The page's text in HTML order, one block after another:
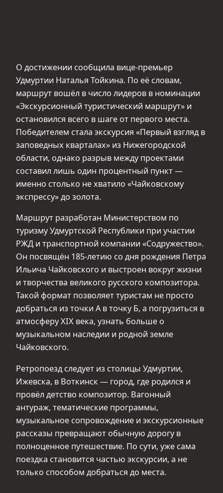
О достижении сообщила вице-премьер
Удмуртии Наталья Тойкина. По её словам,
маршрут вошёл в число лидеров в номинации
«Экскурсионный туристический маршрут» и
остановился всего в шаге от первого места.
Победителем стала экскурсия «Первый взгляд в
заповедных кварталах» из Нижегородской
области, однако разрыв между проектами
составил лишь один процентный пункт —
именно столько не хватило «Чайковскому
экспрессу» до золота.
Маршрут разработан Министерством по
туризму Удмуртской Республики при участии
РЖД и транспортной компании «Содружество».
Он посвящён 185-летию со дня рождения Петра
Ильича Чайковского и выстроен вокруг жизни
и творчества великого русского композитора.
Такой формат позволяет туристам не просто
добраться из точки А в точку Б, а погрузиться в
атмосферу XIX века, узнать больше о
музыкальном наследии и родной земле
Чайковского.
Ретропоезд следует из столицы Удмуртии,
Ижевска, в Воткинск — город, где родился и
провёл детство композитор. Вагонный
антураж, тематические программы,
музыкальное сопровождение и экскурсионные
рассказы превращают обычную дорогу в
полноценное путешествие. По сути, уже сама
поездка становится частью экскурсии, а не
только способом добраться до места.